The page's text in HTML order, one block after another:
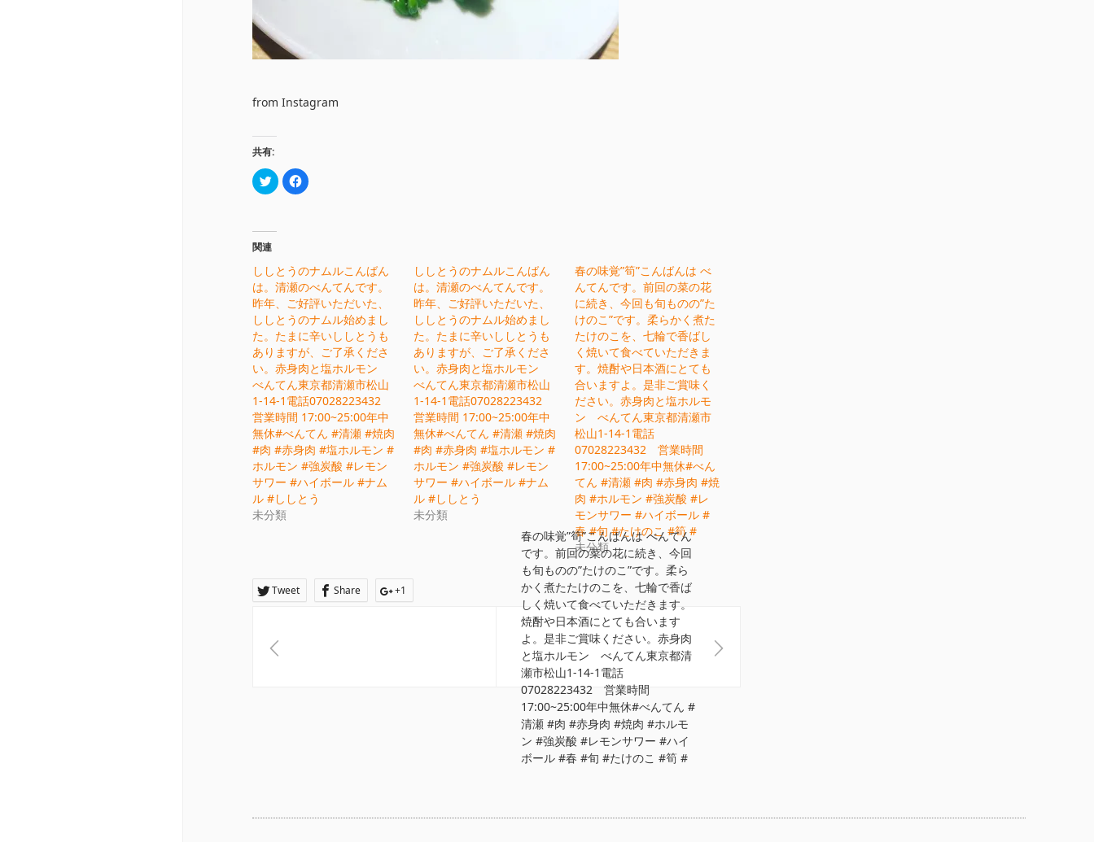
from Instagram
共有:
ク
リ
有
(新
し
い
ウ
ィ
ン
ド
ウ
で
開
き
ま
す)
Facebook
で
リ
ッ
ク
し
て
く
だ
さ
い
(新
し
い
ウ
ィ
ン
ド
ウ
で
開
き
ま
す)
関連
ししとうのナムルこんばん
は。清瀬のべんてんです。
昨年、ご好評いただいた、
ししとうのナムル始めまし
た。たまに辛いししとうも
ありますが、ご了承くださ
い。赤身肉と塩ホルモン
べんてん東京都清瀬市松山
1-14-1電話07028223432
営業時間 17:00~25:00年中
無休#べんてん #清瀬 #焼肉
#肉 #赤身肉 #塩ホルモン #
ホルモン #強炭酸 #レモン
サワー #ハイボール #ナム
ル #ししとう
未分類
ししとうのナムルこんばん
は。清瀬のべんてんです。
昨年、ご好評いただいた、
ししとうのナムル始めまし
た。たまに辛いししとうも
ありますが、ご了承くださ
い。赤身肉と塩ホルモン
べんてん東京都清瀬市松山
1-14-1電話07028223432
営業時間 17:00~25:00年中
無休#べんてん #清瀬 #焼肉
#肉 #赤身肉 #塩ホルモン #
ホルモン #強炭酸 #レモン
サワー #ハイボール #ナム
ル #ししとう
未分類
春の味覚”筍”こんばんは べ
んてんです。前回の菜の花
に続き、今回も旬ものの”た
けのこ”です。柔らかく煮た
たけのこを、七輪で香ばし
く焼いて食べていただきま
す。焼酎や日本酒にとても
合いますよ。是非ご賞味く
ださい。赤身肉と塩ホルモ
ン べんてん東京都清瀬市
松山1-14-1電話
07028223432 営業時間
17:00~25:00年中無休#べん
てん #清瀬 #肉 #赤身肉 #焼
肉 #ホルモン #強炭酸 #レ
モンサワー #ハイボール #
春 #旬 #たけのこ #筍 #
未分類
Tweet Share +1
春の味覚”筍”こんばんは べんてん
です。前回の菜の花に続き、今回
も旬ものの”たけのこ”です。柔ら
かく煮たたけのこを、七輪で香ば
しく焼いて食べていただきます。
焼酎や日本酒にとても合います
よ。是非ご賞味ください。赤身肉
と塩ホルモン べんてん東京都清
瀬市松山1-14-1電話
07028223432 営業時間
17:00~25:00年中無休#べんてん #
清瀬 #肉 #赤身肉 #焼肉 #ホルモ
ン #強炭酸 #レモンサワー #ハイ
ボール #春 #旬 #たけのこ #筍 #